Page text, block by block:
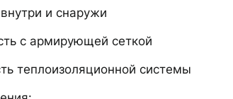
и снаружи
с армирующей сеткой
теплоизоляционной системы